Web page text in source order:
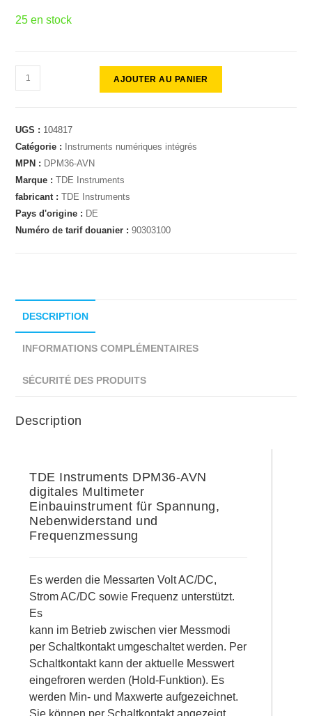
25 en stock
AJOUTER AU PANIER
UGS : 104817
Catégorie :
Instruments numériques intégrés
MPN : DPM36-AVN
Marque :TDE Instruments
fabricant :TDE Instruments
Pays d'origine : DE
Numéro de tarif douanier :90303100
DESCRIPTION
INFORMATIONS COMPLÉMENTAIRES
SÉCURITÉ DES PRODUITS
Description
TDE Instruments DPM36-AVN
digitales Multimeter
Einbauinstrument für Spannung,
Nebenwiderstand und
Frequenzmessung
Es werden die Messarten Volt AC/DC,
Strom AC/DC sowie Frequenz unterstützt.
Es
kann im Betrieb zwischen vier Messmodi
per Schaltkontakt umgeschaltet werden. Per
Schaltkontakt kann der aktuelle Messwert
eingefroren werden (Hold-Funktion). Es
werden Min- und Maxwerte aufgezeichnet.
Sie können per Schaltkontakt angezeigt